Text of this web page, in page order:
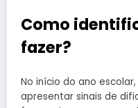
Como
fazer?
No início do ano escolar,
apresentar sinais de